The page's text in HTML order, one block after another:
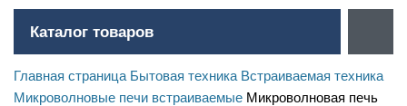
Каталог товаров
Главная страница Бытовая техника Встраиваемая техника
Микроволновые печи встраиваемые Микроволновая печь